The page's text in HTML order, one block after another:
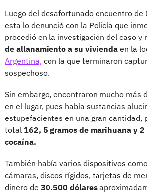
Luego del desafortunado encuentro de
esta lo denunció con la Policía que
procedió en la investigación del caso y
de allanamiento a su vivienda en la
Argentina, con la que terminaron
sospechoso.
Sin embargo, encontraron mucho más
en el lugar, pues había sustancias
estupefacientes en una gran cantidad,
total 162, 5 gramos de marihuana y 2
cocaína.
También había varios dispositivos
cámaras, discos rígidos, tarjetas de
dinero de 30.500 dólares